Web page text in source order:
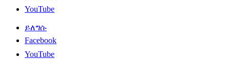
YouTube
ይለግሱ
Facebook
YouTube